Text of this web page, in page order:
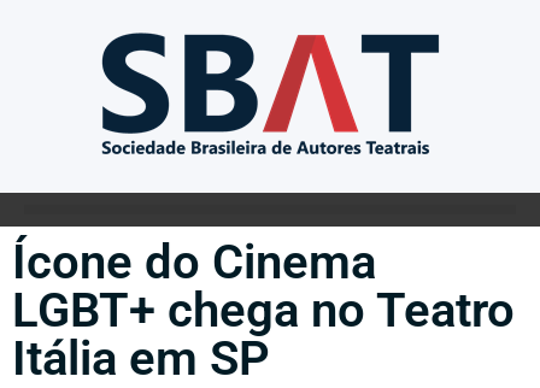
Ícone do Cinema
LGBT+ chega no Teatro
Itália em SP